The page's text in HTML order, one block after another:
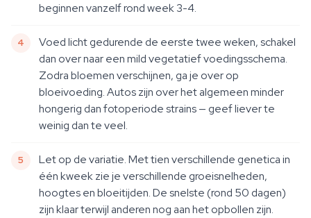
beginnen vanzelf rond week 3-4.
Voed licht gedurende de eerste twee weken, schakel
dan over naar een mild vegetatief voedingsschema.
Zodra bloemen verschijnen, ga je over op
bloeivoeding. Autos zijn over het algemeen minder
hongerig dan fotoperiode strains — geef liever te
weinig dan te veel.
Let op de variatie. Met tien verschillende genetica in
één kweek zie je verschillende groeisnelheden,
hoogtes en bloeitijden. De snelste (rond 50 dagen)
zijn klaar terwijl anderen nog aan het opbollen zijn.